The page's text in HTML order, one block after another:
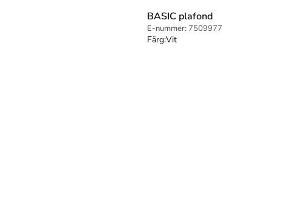
BASIC plafond
E-nummer: 7509977
Färg:Vit